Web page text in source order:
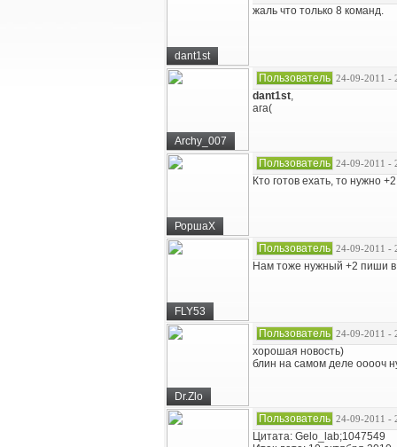
dant1st
жаль что только 8 команд.
Archy_007
Пользователь 24-09-2011 -
dant1st,
ага(
РоршаХ
Пользователь 24-09-2011 -
Кто готов ехать, то нужно
FLY53
Пользователь 24-09-2011 -
Нам тоже нужный +2 пиши
Dr.Zlo
Пользователь 24-09-2011 -
хорошая новость)
блин на самом деле ооооч
Пользователь 24-09-2011 -
Цитата: Gelo_lab;1047549